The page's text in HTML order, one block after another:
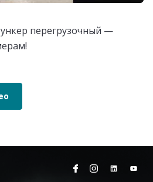
перегрузочный —